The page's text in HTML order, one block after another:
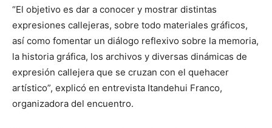
“El objetivo es dar a conocer y mostrar distintas
expresiones callejeras, sobre todo materiales gráficos,
así como fomentar un diálogo reflexivo sobre la memoria,
la historia gráfica, los archivos y diversas dinámicas de
expresión callejera que se cruzan con el quehacer
artístico”, explicó en entrevista Itandehui Franco,
organizadora del encuentro.